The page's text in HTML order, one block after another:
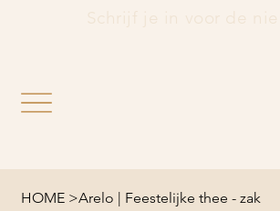
HOME >Arelo | Feestelijke thee - zak